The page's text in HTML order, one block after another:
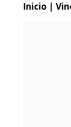
Inicio |